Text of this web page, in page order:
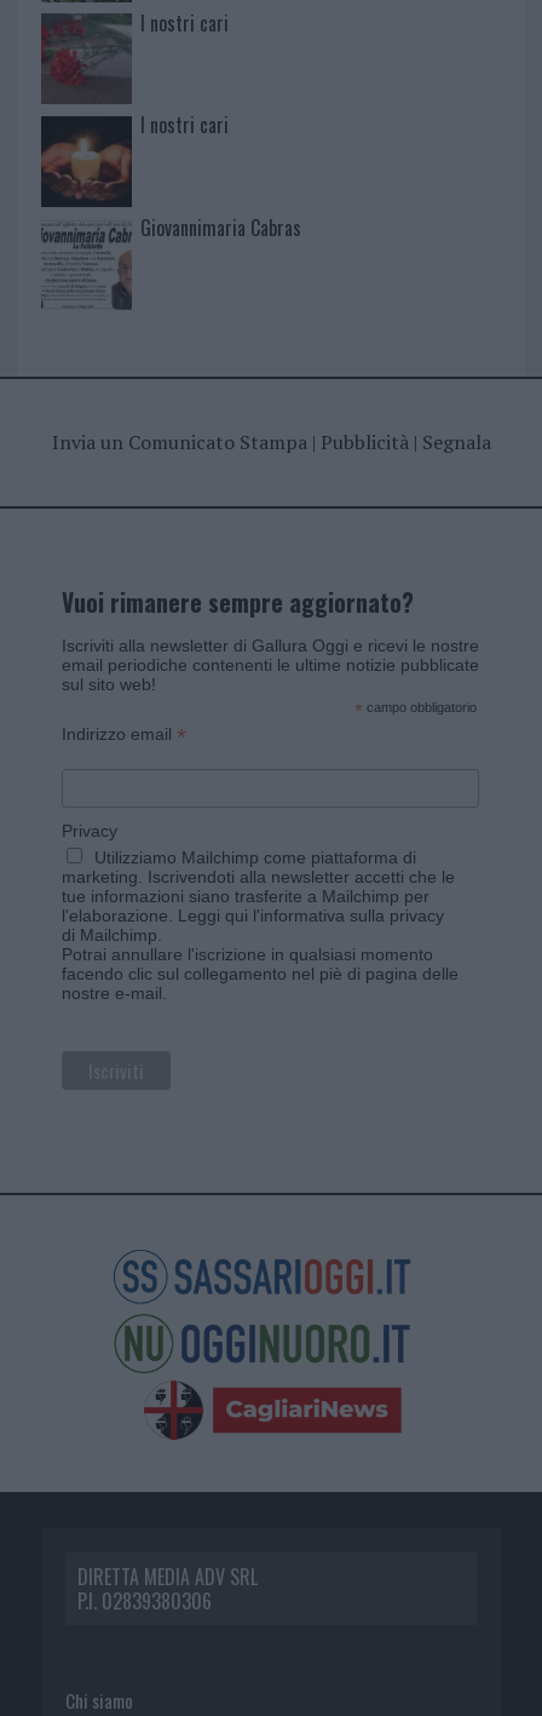
I nostri cari
I nostri cari
Giovannimaria Cabras
Invia un Comunicato Stampa| Pubblicità| Segnala
Vuoi rimanere sempre aggiornato?
Iscriviti alla newsletter di Gallura Oggi e ricevi le nostre
email periodiche contenenti le ultime notizie pubblicate
sul sito web!
* campo obbligatorio
Indirizzo email *
Privacy
Utilizziamo Mailchimp come piattaforma di
marketing. Iscrivendoti alla newsletter accetti che le
tue informazioni siano trasferite a Mailchimp per
l'elaborazione. Leggi qui l'informativa sulla privacy
di Mailchimp
Potrai annullare l'iscrizione in qualsiasi momento
facendo clic sul collegamento nel piè di pagina delle
nostre e-mail.
DIRETTA MEDIA ADV SRL
P.I. 02839380306
Chi siamo